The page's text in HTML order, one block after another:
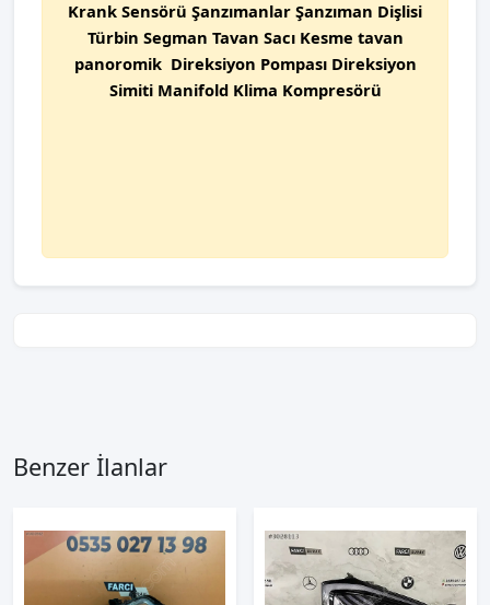
Krank Sensörü Şanzımanlar Şanzıman Dişlisi
Türbin Segman Tavan Sacı Kesme tavan
panoromik Direksiyon Pompası Direksiyon
Simiti Manifold Klima Kompresörü
Benzer İlanlar